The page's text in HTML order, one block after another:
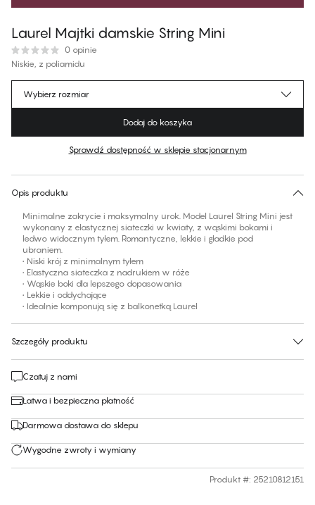
Laurel Majtki damskie String​ Mini
0 opinie
Niskie, z poliamidu
69,99 złCena regularna
Brak sugerowanego rozmiaru dla tego produktu
Wybierz rozmiar
Dodaj do koszyka
Sprawdź dostępność w sklepie stacjonarnym
Opis produktu
Minimalne zakrycie i maksymalny urok. Model Laurel String Mini jest
wykonany z elastycznej siateczki w kwiaty, z wąskimi bokami i
ledwo widocznym tyłem. Romantyczne, lekkie i gładkie pod
ubraniem.
• Niski krój z minimalnym tyłem
• Elastyczna siateczka z nadrukiem w róże
• Wąskie boki dla lepszego dopasowania
• Lekkie i oddychające
• Idealnie komponują się z balkonetką Laurel
Szczegóły produktu
Czatuj z nami
Łatwa i bezpieczna płatność
Darmowa dostawa do sklepu
Wygodne zwroty i wymiany
Produkt #: 25210812151